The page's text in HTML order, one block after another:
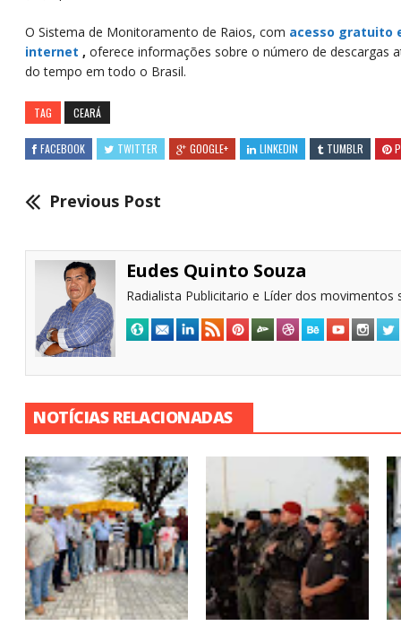
O Sistema de Monitoramento de Raios, com acesso gratuito
internet , oferece informações sobre o número de descargas
do tempo em todo o Brasil.
TAG CEARÁ
FACEBOOK TWITTER GOOGLE+ LINKEDIN TUMBLR
Previous Post
Eudes Quinto Souza
Radialista Publicitario e Líder dos movimentos
NOTÍCIAS RELACIONADAS